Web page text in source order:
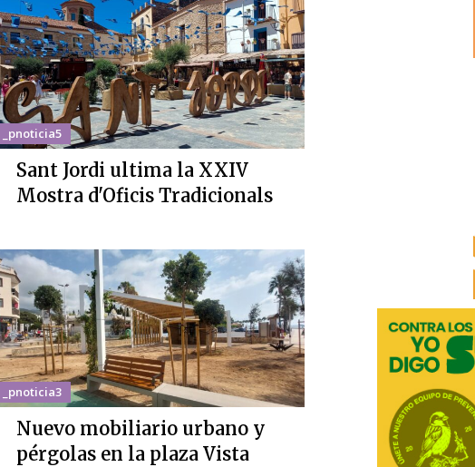
_pnoticia5
Sant Jordi ultima la XXIV
Mostra d'Oficis Tradicionals
_pnoticia3
Nuevo mobiliario urbano y
pérgolas en la plaza Vista